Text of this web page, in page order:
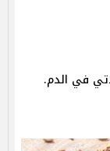
في الدم.